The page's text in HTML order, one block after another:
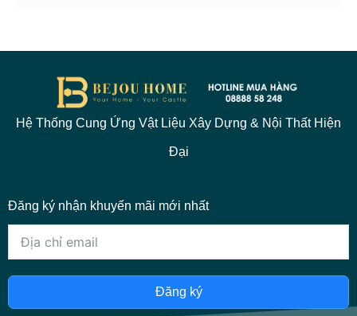
Hệ Thống Cung Ứng Vật Liệu Xây Dựng & Nội Thất Hiện
Đại
Đăng ký nhận khuyến mãi mới nhất
Đăng ký